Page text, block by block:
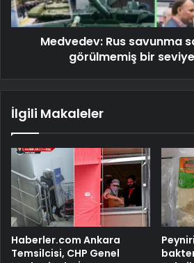
Medvedev: Rus savunma
görülmemiş bir
İlgili Makaleler
Haberler.com Ankara
Temsilcisi, CHP Genel